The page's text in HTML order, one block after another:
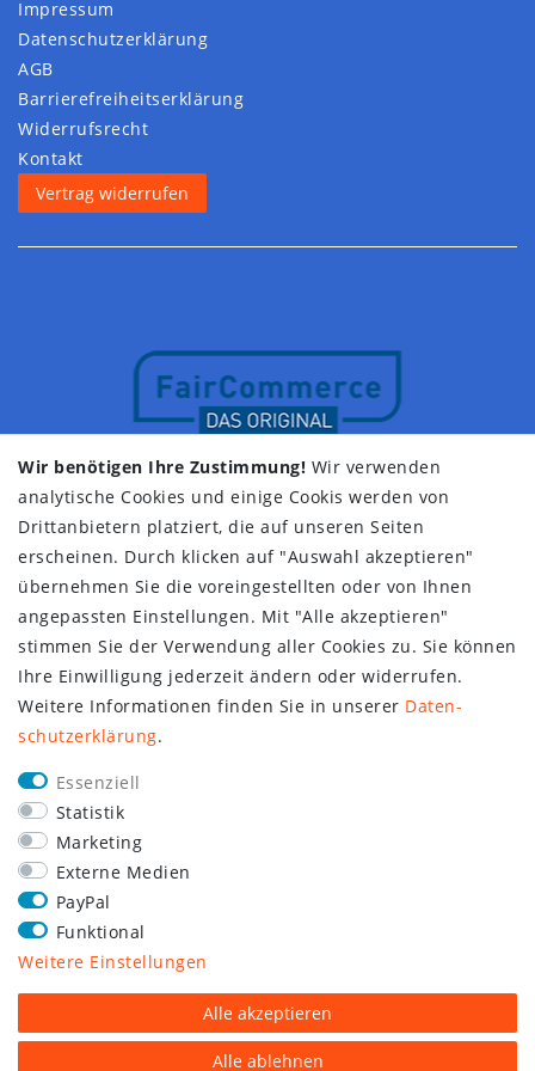
Impressum
Daten­schutz­erklärung
AGB
Barrierefreiheitserklärung
Widerrufs­recht
Kontakt
Vertrag widerrufen
Wir benötigen Ihre Zustimmung! Wir verwenden
analytische Cookies und einige Cookis werden von
Drittanbietern platziert, die auf unseren Seiten
erscheinen. Durch klicken auf "Auswahl akzeptieren"
übernehmen Sie die voreingestellten oder von Ihnen
angepassten Einstellungen. Mit "Alle akzeptieren"
stimmen Sie der Verwendung aller Cookies zu. Sie können
Ihre Einwilligung jederzeit ändern oder widerrufen.
Weitere Informationen finden Sie in unserer Daten­
schutz­erklärung.
Essenziell
Statistik
Marketing
Externe Medien
PayPal
Funktional
Weitere Einstellungen
Alle akzeptieren
Alle ablehnen